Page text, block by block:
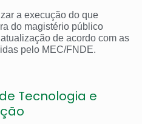
a execução do que
do magistério público
de acordo com as
pelo MEC/FNDE.
Tecnologia e